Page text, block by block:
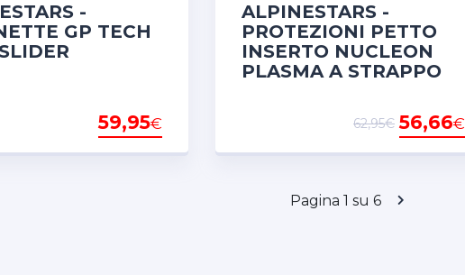
-
GP TECH
59,95€
ALPINESTARS -
PROTEZIONI PETTO
INSERTO NUCLEON
PLASMA A STRAPPO
56,66€
62,95€
Pagina 1 su 6